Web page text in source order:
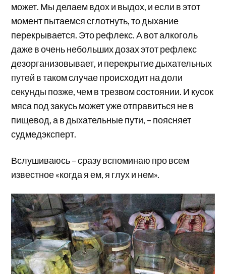
может. Мы делаем вдох и выдох, и если в этот
момент пытаемся сглотнуть, то дыхание
перекрывается. Это рефлекс. А вот алкоголь
даже в очень небольших дозах этот рефлекс
дезорганизовывает, и перекрытие дыхательных
путей в таком случае происходит на доли
секунды позже, чем в трезвом состоянии. И кусок
мяса под закусь может уже отправиться не в
пищевод, а в дыхательные пути, – поясняет
судмедэксперт.
Вслушиваюсь – сразу вспоминаю про всем
известное «когда я ем, я глух и нем».